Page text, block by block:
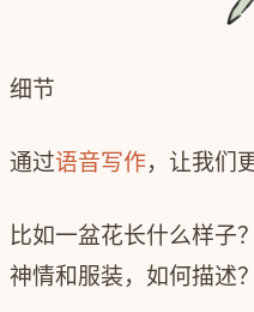
细节
通过语音写作，让我们
比如一盆花长什么样子
神情和服装，如何描述？